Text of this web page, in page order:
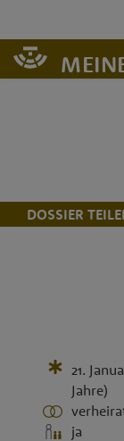
DOSSIER
21.
Jahre)
ja